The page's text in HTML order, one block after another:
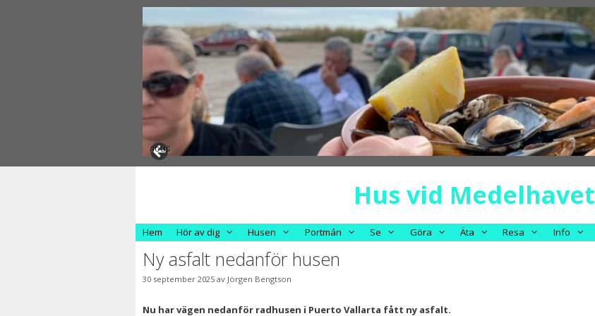
Previous
Hus vid Medelhavet
Hem Hör av dig Husen Portmán Se Göra Äta Resa Info
Ny asfalt nedanför husen
30 september 2025 av Jörgen Bengtson
Nu har vägen nedanför radhusen i Puerto Vallarta fått ny asfalt.